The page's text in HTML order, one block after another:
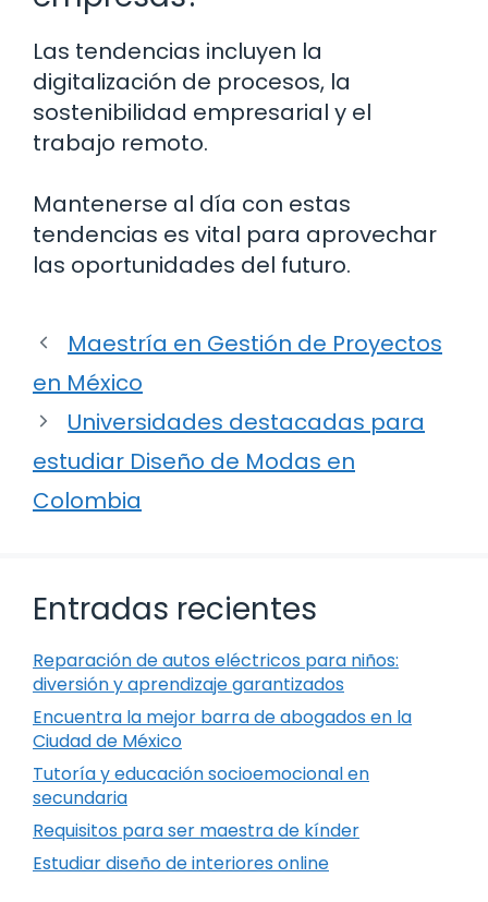
Las tendencias incluyen la
digitalización de procesos, la
sostenibilidad empresarial y el
trabajo remoto.
Mantenerse al día con estas
tendencias es vital para aprovechar
las oportunidades del futuro.
Maestría en Gestión de Proyectos
en México
Universidades destacadas para
estudiar Diseño de Modas en
Colombia
Entradas recientes
Reparación de autos eléctricos para niños:
diversión y aprendizaje garantizados
Encuentra la mejor barra de abogados en la
Ciudad de México
Tutoría y educación socioemocional en
secundaria
Requisitos para ser maestra de kínder
Estudiar diseño de interiores online